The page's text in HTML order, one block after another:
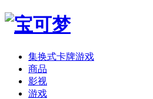
集换式卡牌游戏
商品
影视
游戏